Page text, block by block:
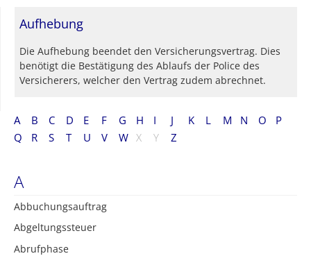
A B C D E F G H I J K L M N O
P
Q
R S T U V W X Y Z
A
Abbuchungsauftrag
Abgeltungssteuer
Abrufphase
Aufhebung
Die Aufhebung beendet den Versicherungsvertrag. Dies
benötigt die Bestätigung des Ablaufs der Police des
Versicherers, welcher den Vertrag zudem abrechnet.